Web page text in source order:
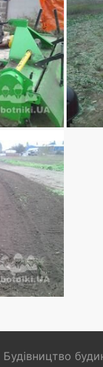
Будівництво